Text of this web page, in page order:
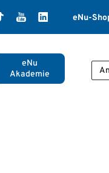
YouTube
LinkedIn
eNu-
eNu
Akademie